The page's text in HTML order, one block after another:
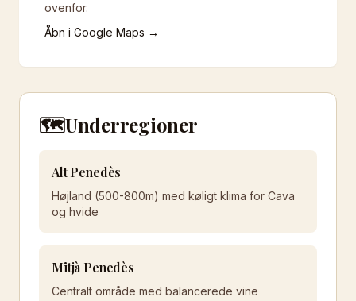
ovenfor.
Åbn i Google Maps →
🗺️Underregioner
Alt Penedès
Højland (500-800m) med køligt klima for Cava
og hvide
Mitjà Penedès
Centralt område med balancerede vine